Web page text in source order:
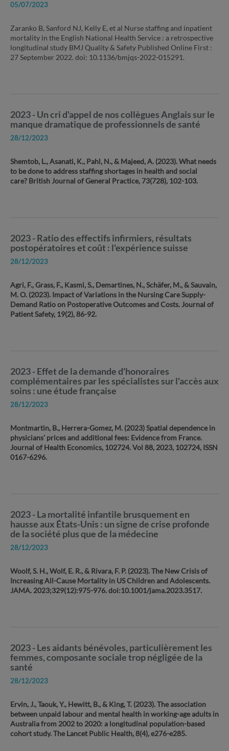
05/07/2023
Zaranko B, Sanford NJ, Kelly E, et al Nurse staffing and inpatient
mortality in the English National Health Service : a retrospective
longitudinal study BMJ Quality & Safety Published Online First :
27 September 2022. doi: 10.1136/bmjqs-2022-015291.
2023 - Un cri d'appel de nos collègues Anglais sur le
manque dramatique de professionnels de santé
28/12/2023
Shemtob, L., Asanati, K., Pahl, N., & Majeed, A. (2023). What needs
to be done to address staffing shortages in health and social
care? British Journal of General Practice, 73(728), 102-103.
2023 - Ratio des effectifs infirmiers, résultats
postopératoires et coût : l'expérience suisse
28/12/2023
Agri, F., Grass, F., Kasmi, S., Demartines, N., Schäfer, M., & Sauvain,
M. O. (2023). Impact of Variations in the Nursing Care Supply-
Demand Ratio on Postoperative Outcomes and Costs. Journal of
Patient Safety, 19(2), 86-92.
2023 - Effet de la demande d'honoraires
complémentaires par les spécialistes sur l'accès aux
soins : une étude française
28/12/2023
Montmartin, B., Herrera-Gomez, M. (2023) Spatial dependence in
physicians’ prices and additional fees: Evidence from France.
Journal of Health Economics, 102724. Vol 88, 2023, 102724, ISSN
0167-6296.
2023 - La mortalité infantile brusquement en
hausse aux États-Unis : un signe de crise profonde
de la société plus que de la médecine
28/12/2023
Woolf, S. H., Wolf, E. R., & Rivara, F. P. (2023). The New Crisis of
Increasing All-Cause Mortality in US Children and Adolescents.
JAMA. 2023;329(12):975-976. doi:10.1001/jama.2023.3517.
2023 - Les aidants bénévoles, particulièrement les
femmes, composante sociale trop négligée de la
santé
28/12/2023
Ervin, J., Taouk, Y., Hewitt, B., & King, T. (2023). The association
between unpaid labour and mental health in working-age adults in
Australia from 2002 to 2020: a longitudinal population-based
cohort study. The Lancet Public Health, 8(4), e276-e285.